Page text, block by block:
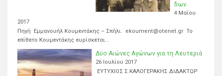
δων.
4 Μαΐου
2017
Πηγή Εμμανουήλ Κουμεντάκης – Σπήλι. ekoument@otenet.gr Το
επίθετο Κουμεντάκης ευρίσκεται…
Δύο Αιώνες Αγώνων για τη Λευτεριά
26 Ιουλίου 2017
ΕΥΤΥΧΙΟΣ Σ.ΚΑΛΟΓΕΡΑΚΗΣ ΔΙΔΑΚΤΩΡ